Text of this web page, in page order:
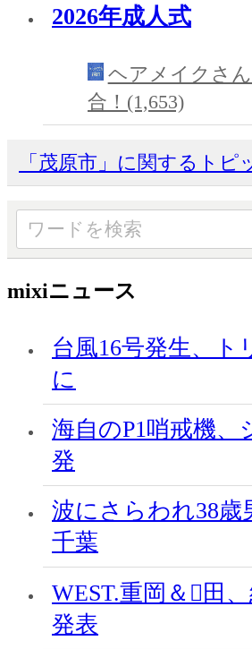
2026年成人式
ヘアメイクさ
合！(1,653)
「茂原市」に関するトピ
mixiニュース
台風16号発生、ト
に
海自のP1哨戒機、
発
波にさらわれ38歳
千葉
WEST.重岡＆田
発表